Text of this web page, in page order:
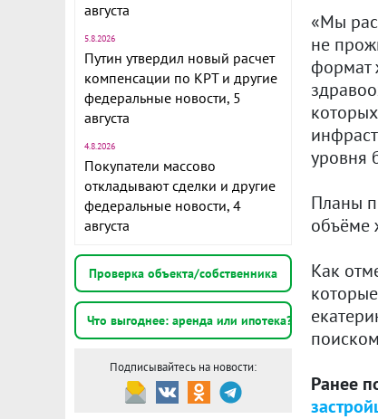
августа
5.8.2026
Путин утвердил новый расчет
компенсации по КРТ и другие
федеральные новости, 5
августа
4.8.2026
Покупатели массово
откладывают сделки и другие
федеральные новости, 4
августа
Проверка объекта/собственника
Что выгоднее: аренда или ипотека?
Подписывайтесь на новости:
«Мы
не
формат
уровня
Планы
объёме
Как
Ранее